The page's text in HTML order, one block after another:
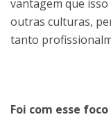
vantagem que
outras culturas,
tanto
Foi com esse